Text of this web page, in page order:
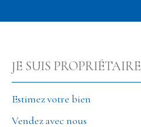
JE SUIS PROPRIÉTAIRE
Estimez votre bien
Vendez avec nous